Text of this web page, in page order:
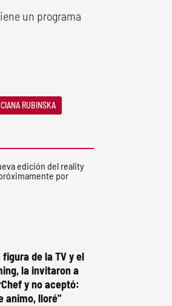
un programa
RUBINSKA
figura de la TV y el
la invitaron a
y no aceptó:
animo, lloré"